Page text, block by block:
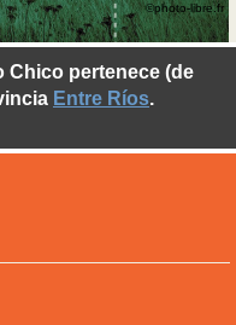
Chico pertenece (de
Entre Ríos.
©photo-libre.fr